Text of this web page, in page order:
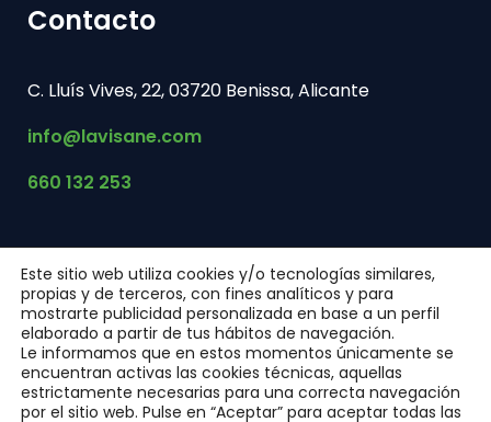
Contacto
C. Lluís Vives, 22, 03720 Benissa, Alicante
info@lavisane.com
660 132 253
Aviso Legal |Política de Cookies |Política de Privacidad
Lavisane © 2021 Todos los Derechos Reservados
Este sitio web utiliza cookies y/o tecnologías similares,
propias y de terceros, con fines analíticos y para
mostrarte publicidad personalizada en base a un perfil
elaborado a partir de tus hábitos de navegación.
Le informamos que en estos momentos únicamente se
encuentran activas las cookies técnicas, aquellas
estrictamente necesarias para una correcta navegación
por el sitio web. Pulse en “Aceptar” para aceptar todas las